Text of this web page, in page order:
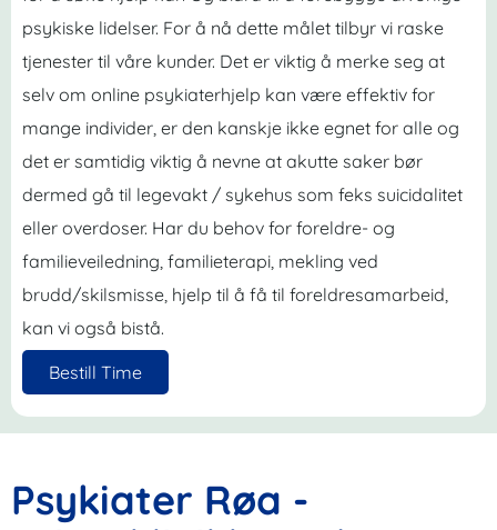
psykiske lidelser. For å nå dette målet tilbyr vi raske
tjenester til våre kunder. Det er viktig å merke seg at
selv om online psykiaterhjelp kan være effektiv for
mange individer, er den kanskje ikke egnet for alle og
det er samtidig viktig å nevne at akutte saker bør
dermed gå til legevakt / sykehus som feks suicidalitet
eller overdoser. Har du behov for foreldre- og
familieveiledning, familieterapi, mekling ved
brudd/skilsmisse, hjelp til å få til foreldresamarbeid,
kan vi også bistå.
Bestill Time
Psykiater Røa -